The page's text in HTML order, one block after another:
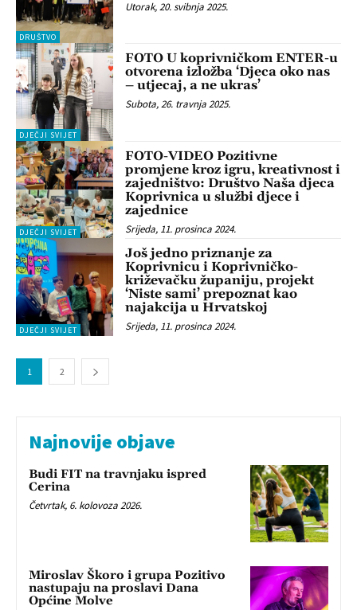
DRUŠTVO
Utorak, 20. svibnja 2025.
DJEČJI SVIJET
FOTO U koprivničkom ENTER-u
otvorena izložba ‘Djeca oko nas
– utjecaj, a ne ukras’
Subota, 26. travnja 2025.
DJEČJI SVIJET
FOTO-VIDEO Pozitivne
promjene kroz igru, kreativnost i
zajedništvo: Društvo Naša djeca
Koprivnica u službi djece i
zajednice
Srijeda, 11. prosinca 2024.
DJEČJI SVIJET
Još jedno priznanje za
Koprivnicu i Koprivničko-
križevačku županiju, projekt
‘Niste sami’ prepoznat kao
najakcija u Hrvatskoj
Srijeda, 11. prosinca 2024.
1 2
Najnovije objave
Budi FIT na travnjaku ispred
Cerina
Četvrtak, 6. kolovoza 2026.
Miroslav Škoro i grupa Pozitivo
nastupaju na proslavi Dana
Općine Molve